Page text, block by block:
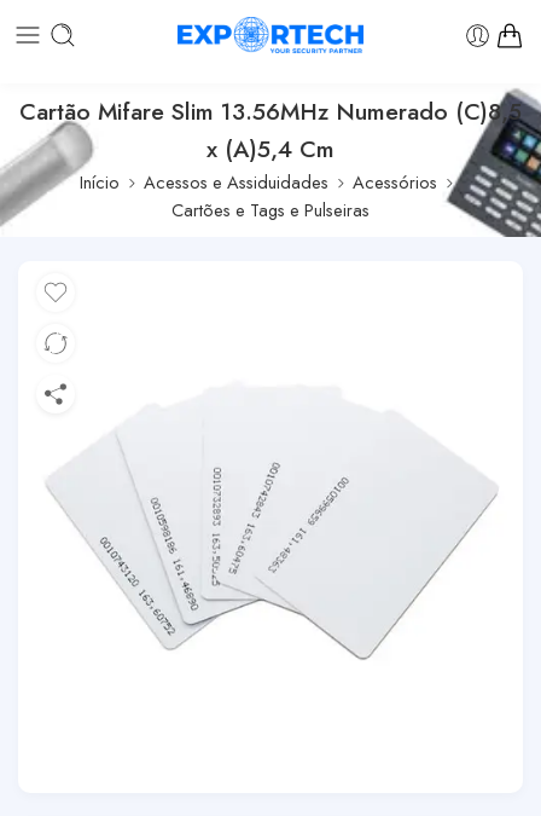
Cartão Mifare Slim 13.56MHz Numerado (C)8,5
x (A)5,4 Cm
Início Acessos e Assiduidades
Acessórios
Cartões e Tags e Pulseiras